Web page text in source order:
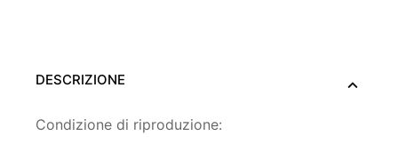
DESCRIZIONE
Condizione di riproduzione: